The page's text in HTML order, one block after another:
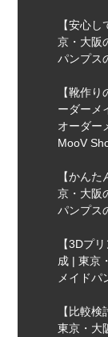
【安心
京・大阪
パンプス
【靴作
ーダーメ
オーダー
MooV
【かん
京・大阪
パンプス
【3Dプ
成 | 東京
メイドパ
【比較
東京・大